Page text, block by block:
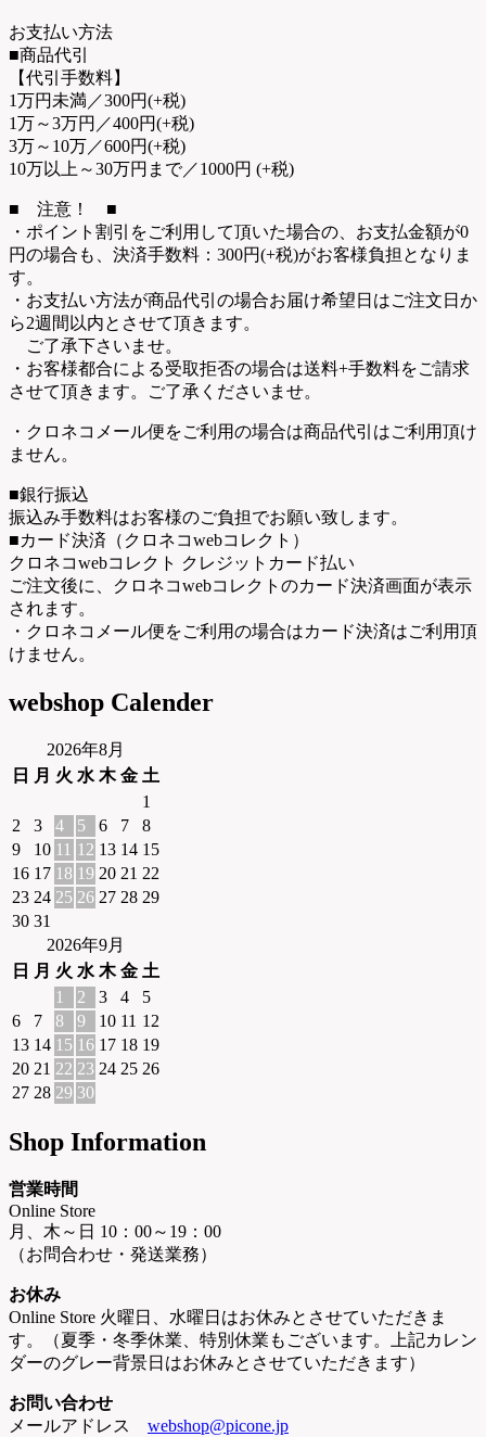
お支払い方法
■商品代引
【代引手数料】
1万円未満／300円(+税)
1万～3万円／400円(+税)
3万～10万／600円(+税)
10万以上～30万円まで／1000円 (+税)
■ 注意！ ■
・ポイント割引をご利用して頂いた場合の、お支払金額が0
円の場合も、決済手数料：300円(+税)がお客様負担となりま
す。
・お支払い方法が商品代引の場合お届け希望日はご注文日か
ら2週間以内とさせて頂きます。
ご了承下さいませ。
・お客様都合による受取拒否の場合は送料+手数料をご請求
させて頂きます。ご了承くださいませ。
・クロネコメール便をご利用の場合は商品代引はご利用頂け
ません。
■銀行振込
振込み手数料はお客様のご負担でお願い致します。
■カード決済（クロネコwebコレクト）
クロネコwebコレクト クレジットカード払い
ご注文後に、クロネコwebコレクトのカード決済画面が表示
されます。
・クロネコメール便をご利用の場合はカード決済はご利用頂
けません。
webshop Calender
2026年8月
日
月 火 水 木 金 土
1
2
3 4 5 6 7
8
9
10 11 12 13 14 15
16 17 18 19 20 21 22
23 24 25 26 27 28 29
30 31
2026年9月
日
月 火 水 木 金 土
1
2 3 4
5
6
7 8 9 10 11 12
13 14 15 16 17 18 19
20 21 22 23 24 25 26
27 28 29 30
Shop Information
営業時間
Online Store
月、木～日 10：00～19：00
（お問合わせ・発送業務）
お休み
Online Store 火曜日、水曜日はお休みとさせていただきま
す。（夏季・冬季休業、特別休業もございます。上記カレン
ダーのグレー背景日はお休みとさせていただきます）
お問い合わせ
メールアドレス webshop@picone.jp